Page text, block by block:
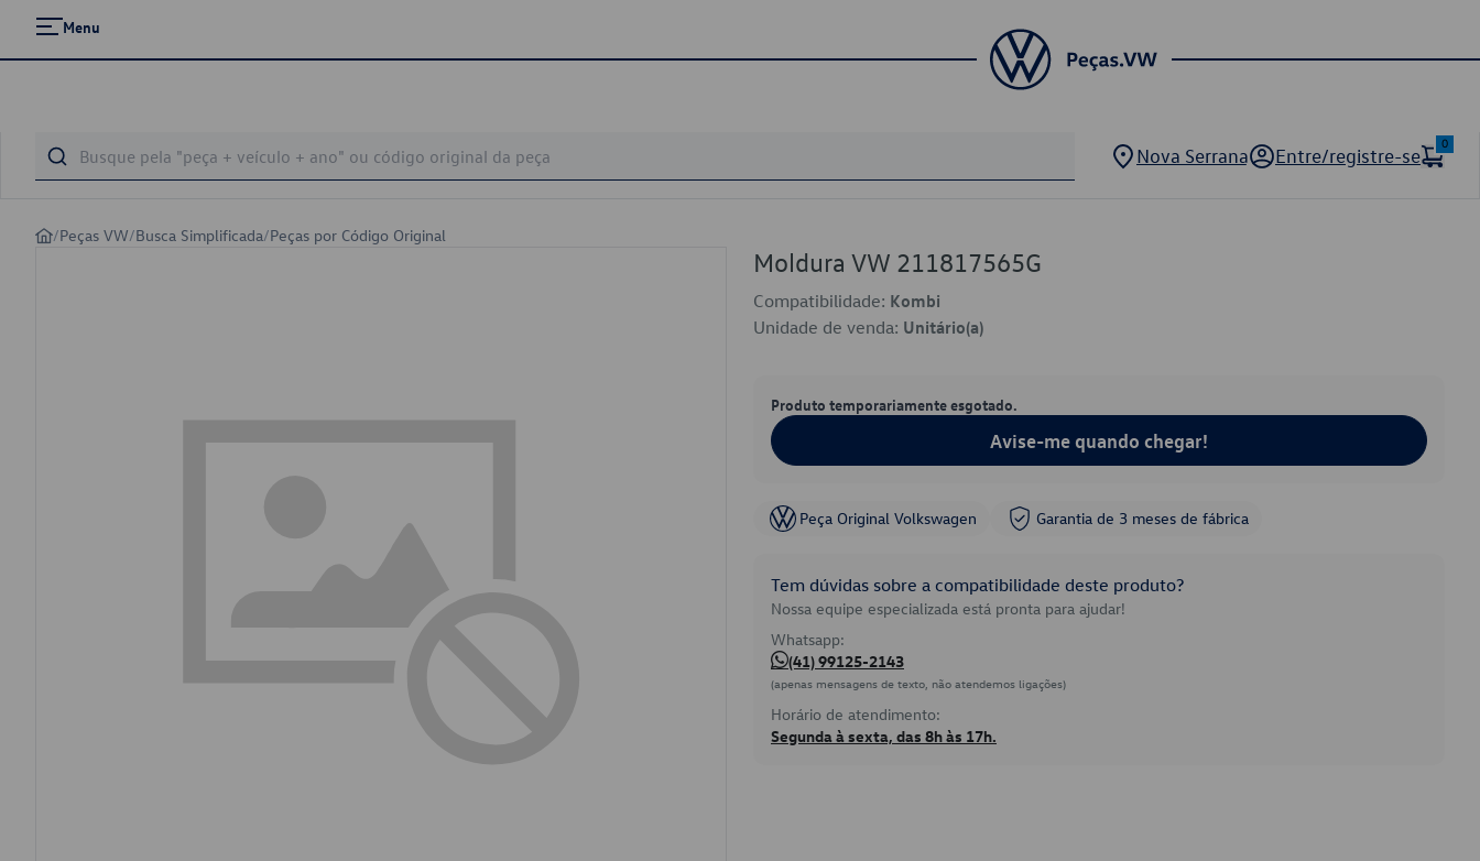
Menu
Nova Serrana Entre/registre-se
0
/Peças VW/Busca Simplificada/Peças por Código Original
Moldura VW 211817565G
Compatibilidade: Kombi
Unidade de venda: Unitário(a)
Produto temporariamente esgotado.
Avise-me quando chegar!
Peça Original Volkswagen Garantia de 3 meses de fábrica
Tem dúvidas sobre a compatibilidade deste produto?
Nossa equipe especializada está pronta para ajudar!
Whatsapp:
(41) 99125-2143
(apenas mensagens de texto, não atendemos ligações)
Horário de atendimento:
Segunda à sexta, das 8h às 17h.